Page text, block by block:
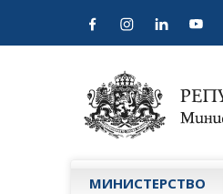
МИНИСТЕРСТВО